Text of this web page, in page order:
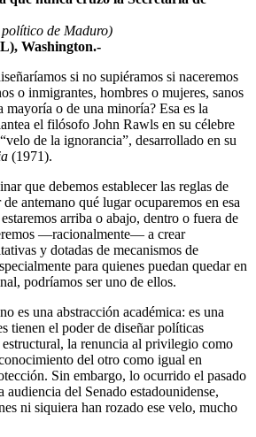
de Maduro)
Washington.-
si no supiéramos si naceremos
o inmigrantes, hombres o mujeres, sanos
mayoría o de una minoría? Esa es la
el filósofo John Rawls en su célebre
de la ignorancia”, desarrollado en su
(1971).
que debemos establecer las reglas de
antemano qué lugar ocuparemos en esa
arriba o abajo, dentro o fuera de
—racionalmente— a crear
y dotadas de mecanismos de
para quienes puedan quedar en
podríamos ser uno de ellos.
es una abstracción académica: es una
tienen el poder de diseñar políticas
la renuncia al privilegio como
del otro como igual en
Sin embargo, lo ocurrido el pasado
audiencia del Senado estadounidense,
ni siquiera han rozado ese velo, mucho